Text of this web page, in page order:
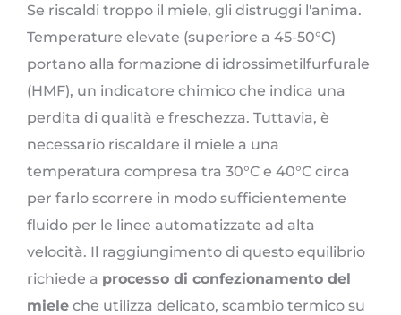
Se riscaldi troppo il miele, gli distruggi l'anima.
Temperature elevate (superiore a 45-50°C)
portano alla formazione di idrossimetilfurfurale
(HMF), un indicatore chimico che indica una
perdita di qualità e freschezza. Tuttavia, è
necessario riscaldare il miele a una
temperatura compresa tra 30°C e 40°C circa
per farlo scorrere in modo sufficientemente
fluido per le linee automatizzate ad alta
velocità. Il raggiungimento di questo equilibrio
richiede a processo di confezionamento del
miele che utilizza delicato, scambio termico su